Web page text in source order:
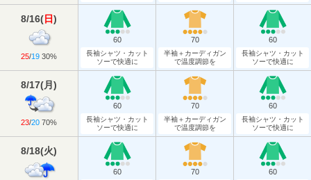
8/16(日)
25/19 30%
60
長袖シャツ・カット
ソーで快適に
70
半袖＋カーディガン
で温度調節を
60
長袖シャツ・カット
ソーで快適に
8/17(月 )
23/20 70%
60
長袖シャツ・カット
ソーで快適に
70
半袖＋カーディガン
で温度調節を
60
長袖シャツ・カット
ソーで快適に
8/18(火)
60 70 60